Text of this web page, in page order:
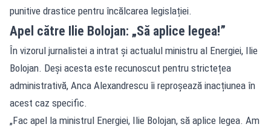
punitive drastice pentru încălcarea legislației.
Apel către Ilie Bolojan: „Să aplice legea!”
În vizorul jurnalistei a intrat și actualul ministru al Energiei, Ilie
Bolojan. Deși acesta este recunoscut pentru strictețea
administrativă, Anca Alexandrescu îi reproșează inacțiunea în
acest caz specific.
„Fac apel la ministrul Energiei, Ilie Bolojan, să aplice legea. Am